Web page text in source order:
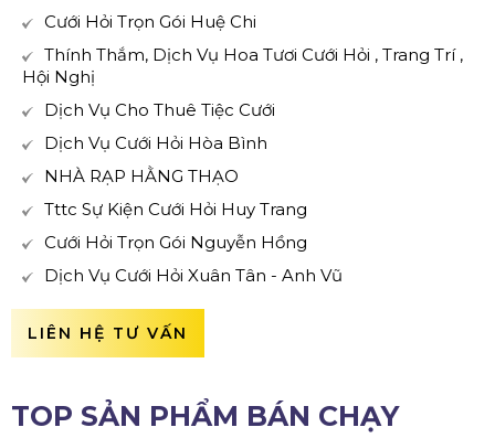
Cưới Hỏi Trọn Gói Huệ Chi
Thính Thắm, Dịch Vụ Hoa Tươi Cưới Hỏi , Trang Trí ,
Hội Nghị
Dịch Vụ Cho Thuê Tiệc Cưới
Dịch Vụ Cưới Hỏi Hòa Bình
NHÀ RẠP HẰNG THẠO
Tttc Sự Kiện Cưới Hỏi Huy Trang
Cưới Hỏi Trọn Gói Nguyễn Hồng
Dịch Vụ Cưới Hỏi Xuân Tân - Anh Vũ
LIÊN HỆ TƯ VẤN
TOP SẢN PHẨM BÁN CHẠY